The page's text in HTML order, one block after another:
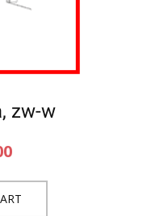
zw-w